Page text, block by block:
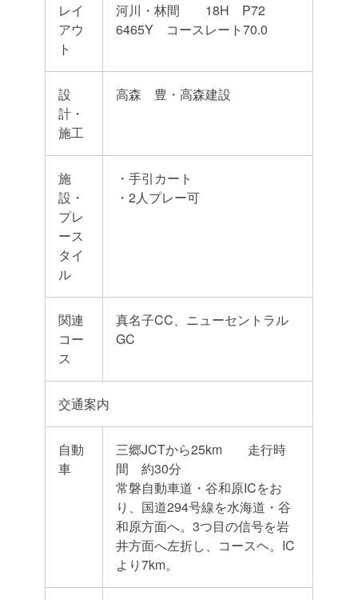
レイ
アウ
ト
河川・林間 18H P72
6465Y コースレート70.0
設
計・
施工
高森 豊・高森建設
施
設・
プレ
ース
タイ
ル
・手引カート
・2人プレー可
関連
コー
ス
真名子CC、ニューセントラル
GC
交通案内
自動
車
三郷JCTから25km 走行時
間 約30分
常磐自動車道・谷和原ICをお
り、国道294号線を水海道・谷
和原方面へ。3つ目の信号を岩
井方面へ左折し、コースヘ。IC
より7km。